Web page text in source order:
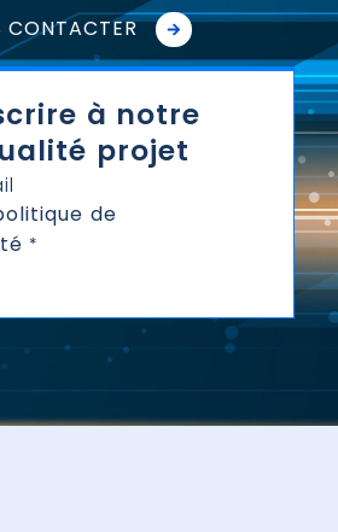
CONTACTER
à notre
projet
de
*